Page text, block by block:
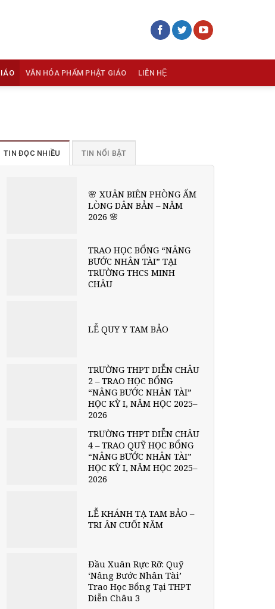
VĂN HÓA PHẨM PHẬT GIÁO LIÊN HỆ
TIN ĐỌC NHIỀU TIN NỔI BẬT
🌸 XUÂN BIÊN PHÒNG ẤM
LÒNG DÂN BẢN – NĂM
2026 🌸
TRAO HỌC BỔNG “NÂNG
BƯỚC NHÂN TÀI” TẠI
TRƯỜNG THCS MINH
CHÂU
LỄ QUY Y TAM BẢO
TRƯỜNG THPT DIỄN CHÂU
2 – TRAO HỌC BỔNG
“NÂNG BƯỚC NHÂN TÀI”
HỌC KỲ I, NĂM HỌC 2025–
2026
TRƯỜNG THPT DIỄN CHÂU
4 – TRAO QUỸ HỌC BỔNG
“NÂNG BƯỚC NHÂN TÀI”
HỌC KỲ I, NĂM HỌC 2025–
2026
LỄ KHÁNH TẠ TAM BẢO –
TRI ÂN CUỐI NĂM
Đầu Xuân Rực Rỡ: Quỹ
‘Nâng Bước Nhân Tài’
Trao Học Bổng Tại THPT
Diễn Châu 3